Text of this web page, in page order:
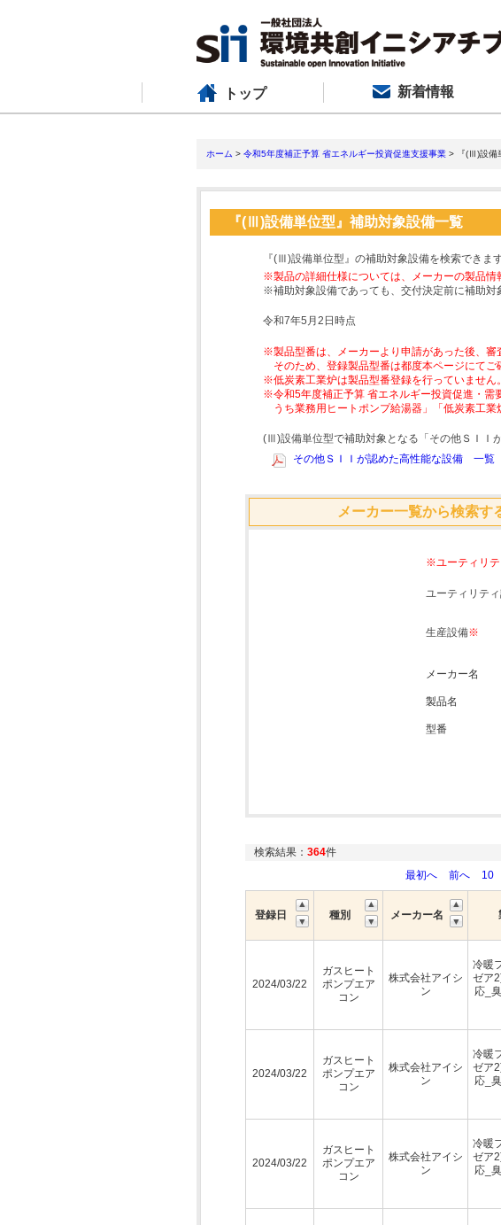
トップ 新着情報
ホーム > 令和5年度補正予算 省エネルギー投資促進支援事業 > 『(Ⅲ)設備
『(Ⅲ)設備単位型』補助対象設備一覧
『(Ⅲ)設備単位型』の補助対象設備を検索できます
※製品の詳細仕様については、メーカーの製品情
※補助対象設備であっても、交付決定前に補助対
令和7年5月2日時点
※製品型番は、メーカーより申請があった後、審
そのため、登録製品型番は都度本ページにてご
※低炭素工業炉は製品型番登録を行っていません
※令和5年度補正予算 省エネルギー投資促進・
うち業務用ヒートポンプ給湯器」「低炭素工
(Ⅲ)設備単位型で補助対象となる「その他ＳＩＩ
その他ＳＩＩが認めた高性能な設備 一覧
メーカー一覧から検索す
※ユーティリテ
ユーティリテ
生産設備※
メーカー名
製品名
型番
検索結果： 364件
最初へ
前へ 10
登録日 種別 メーカー名
2024/03/22
ガスヒート
ポンプエア
コン
株式会社アイシ
ン
冷暖
ゼア
応_
2024/03/22
ガスヒート
ポンプエア
コン
株式会社アイシ
ン
冷暖
ゼア
応_
2024/03/22
ガスヒート
ポンプエア
コン
株式会社アイシ
ン
冷暖
ゼア
応_